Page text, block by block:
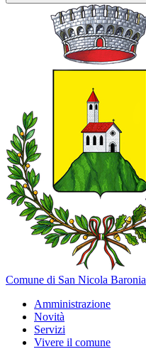
Comune di San Nicola Baronia
Amministrazione
Novità
Servizi
Vivere il comune